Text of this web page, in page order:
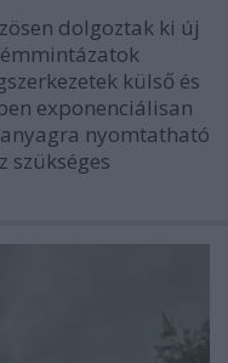
dolgoztak ki új
külső és
exponenciálisan
nyomtatható
szükséges